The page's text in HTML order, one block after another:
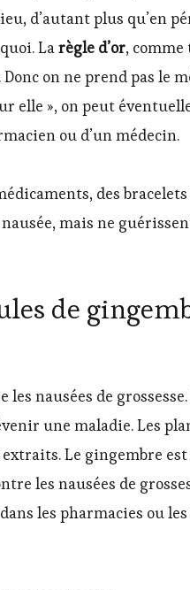
d’autant plus qu’en
Larègle d’or, comme
on ne prend pas le
elle », on peut
ou d’un médecin.
des bracelets
mais ne
de
nausées de
une maladie. Les
Le gingembre
les nausées de
les pharmacies ou